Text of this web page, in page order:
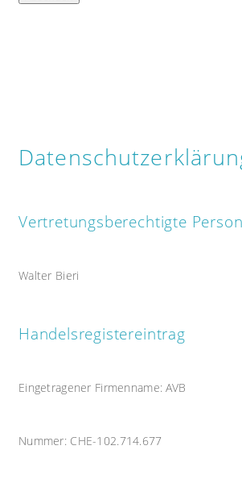
Vertretungsberechtigte
Walter Bieri
Handelsregistereintrag
Eingetragener Firmenname: AVB
Nummer: CHE-102.714.677